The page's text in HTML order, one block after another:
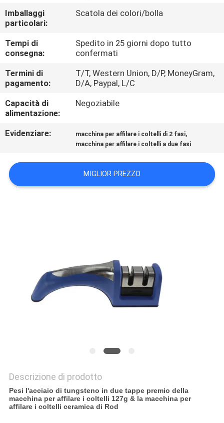
CONTROLLO
DELLA
QUALITÀ
CONTATTACI
NOTIZIE
CASI
CHIEDI
UN
PRIVACY
Imballaggi
particolari:
Scatola dei colori/bolla
Tempi di
consegna:
Spedito in 25 giorni dopo tutto
confermati
Termini di
pagamento:
T/T, Western Union, D/P, MoneyGram,
D/A, Paypal, L/C
Capacità di
alimentazione:
Negoziabile
Evidenziare: macchina per affilare i coltelli di 2 fasi,
macchina per affilare i coltelli a due fasi
MIGLIOR PREZZO
Descrizione di prodotto
Pesi l'acciaio di tungsteno in due tappe premio della
macchina per affilare i coltelli 127g & la macchina per
affilare i coltelli ceramica di Rod